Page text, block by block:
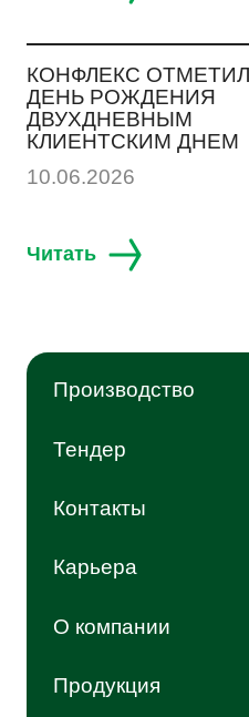
КОНФЛЕКС ОТМЕТИЛ
ДЕНЬ РОЖДЕНИЯ
ДВУХДНЕВНЫМ
КЛИЕНТСКИМ ДНЕМ
10.06.2026
Читать
Производство
Тендер
Контакты
Карьера
О компании
Продукция